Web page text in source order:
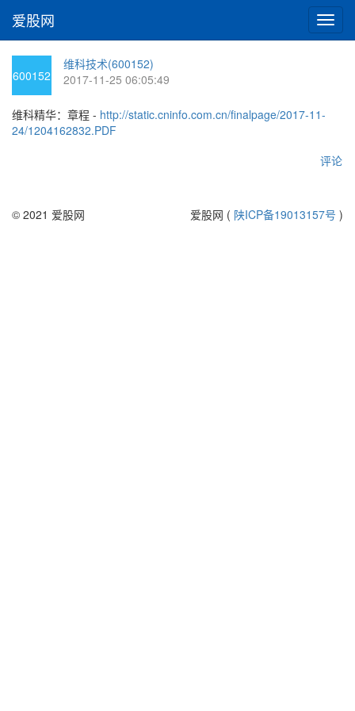
切
换
爱股网
600152
维科技术(600152)
2017-11-25 06:05:49
维科精华：章程 - http://static.cninfo.com.cn/finalpage/2017-11-
24/1204162832.PDF
评论
© 2021 爱股网 爱股网 ( 陕ICP备19013157号 )